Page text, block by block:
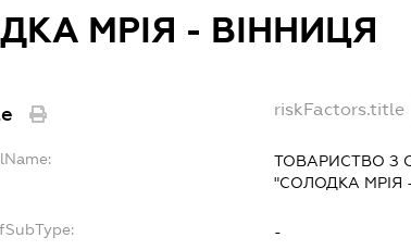
МРІЯ - ВІННИЦЯ
riskFactors.title
ТОВАРИСТВО З
"СОЛОДКА МРІЯ
-